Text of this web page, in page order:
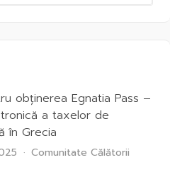
obținerea Egnatia Pass –
a taxelor de
în Grecia
Comunitate Călătorii